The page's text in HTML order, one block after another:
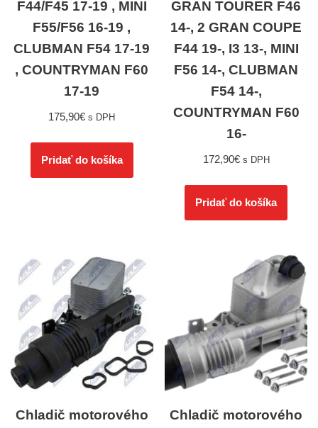
F44/F45 17-19 , MINI
F55/F56 16-19 ,
CLUBMAN F54 17-19
, COUNTRYMAN F60
17-19
175,90€ s DPH
Pridať do košíka
GRAN TOURER F46
14-, 2 GRAN COUPE
F44 19-, I3 13-, MINI
F56 14-, CLUBMAN
F54 14-,
COUNTRYMAN F60
16-
172,90€ s DPH
Pridať do košíka
Chladič motorového
Chladič motorového